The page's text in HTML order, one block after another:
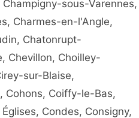
sous-Varennes,
Charmes-en-l'Angle,
Chatonrupt-
Chevillon, Choilley-
sur-Blaise,
Cohons, Coiffy-le-Bas,
Condes, Consigny,